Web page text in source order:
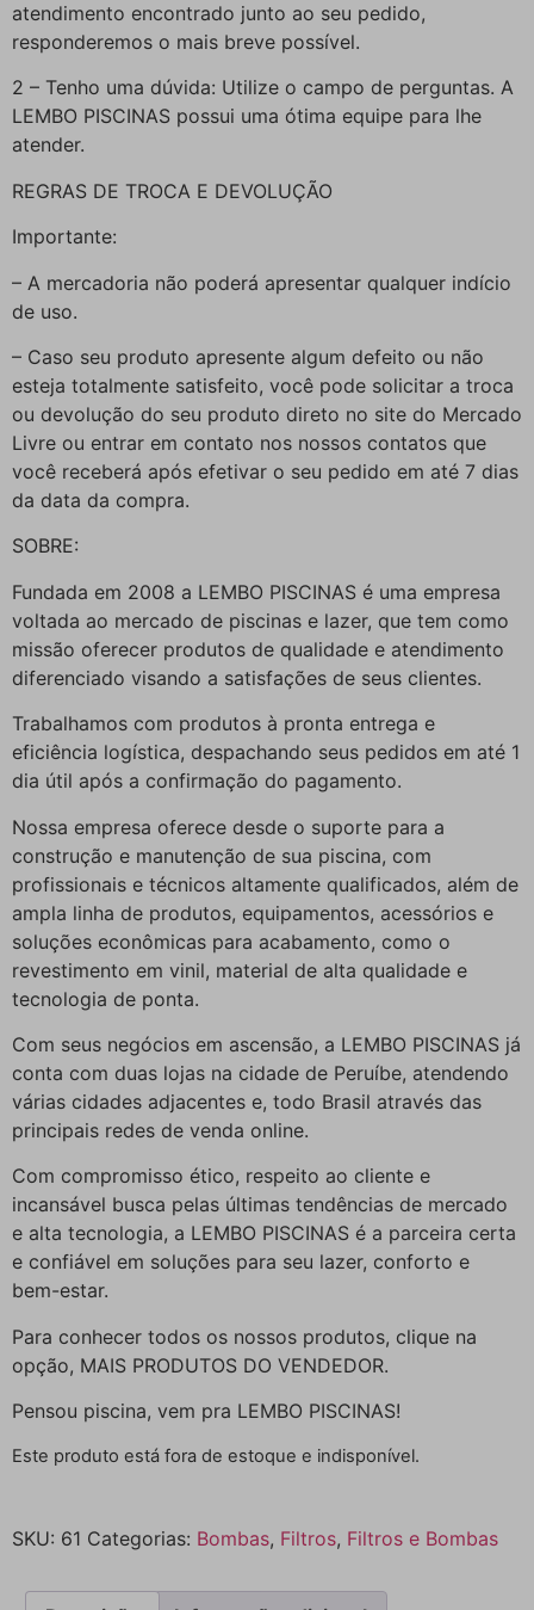
atendimento encontrado junto ao seu pedido,
responderemos o mais breve possível.
2 – Tenho uma dúvida: Utilize o campo de perguntas. A
LEMBO PISCINAS possui uma ótima equipe para lhe
atender.
REGRAS DE TROCA E DEVOLUÇÃO
Importante:
– A mercadoria não poderá apresentar qualquer indício
de uso.
– Caso seu produto apresente algum defeito ou não
esteja totalmente satisfeito, você pode solicitar a troca
ou devolução do seu produto direto no site do Mercado
Livre ou entrar em contato nos nossos contatos que
você receberá após efetivar o seu pedido em até 7 dias
da data da compra.
SOBRE:
Fundada em 2008 a LEMBO PISCINAS é uma empresa
voltada ao mercado de piscinas e lazer, que tem como
missão oferecer produtos de qualidade e atendimento
diferenciado visando a satisfações de seus clientes.
Trabalhamos com produtos à pronta entrega e
eficiência logística, despachando seus pedidos em até 1
dia útil após a confirmação do pagamento.
Nossa empresa oferece desde o suporte para a
construção e manutenção de sua piscina, com
profissionais e técnicos altamente qualificados, além de
ampla linha de produtos, equipamentos, acessórios e
soluções econômicas para acabamento, como o
revestimento em vinil, material de alta qualidade e
tecnologia de ponta.
Com seus negócios em ascensão, a LEMBO PISCINAS já
conta com duas lojas na cidade de Peruíbe, atendendo
várias cidades adjacentes e, todo Brasil através das
principais redes de venda online.
Com compromisso ético, respeito ao cliente e
incansável busca pelas últimas tendências de mercado
e alta tecnologia, a LEMBO PISCINAS é a parceira certa
e confiável em soluções para seu lazer, conforto e
bem-estar.
Para conhecer todos os nossos produtos, clique na
opção, MAIS PRODUTOS DO VENDEDOR.
Pensou piscina, vem pra LEMBO PISCINAS!
Este produto está fora de estoque e indisponível.
SKU: 61 Categorias: Bombas, Filtros, Filtros e Bombas